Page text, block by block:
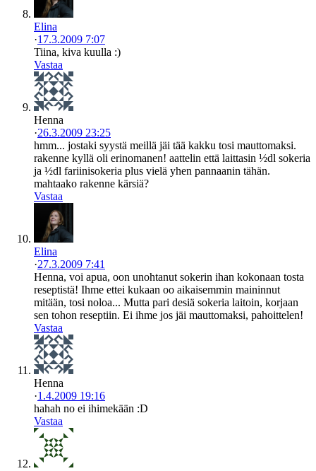
Elina
·17.3.2009 7:07
Tiina, kiva kuulla :)
Vastaa
Henna
·26.3.2009 23:25
hmm... jostaki syystä meillä jäi tää kakku tosi mauttomaksi.
rakenne kyllä oli erinomanen! aattelin että laittasin ½dl sokeria
ja ½dl fariinisokeria plus vielä yhen pannaanin tähän.
mahtaako rakenne kärsiä?
Vastaa
Elina
·27.3.2009 7:41
Henna, voi apua, oon unohtanut sokerin ihan kokonaan tosta
reseptistä! Ihme ettei kukaan oo aikaisemmin maininnut
mitään, tosi noloa... Mutta pari desiä sokeria laitoin, korjaan
sen tohon reseptiin. Ei ihme jos jäi mauttomaksi, pahoittelen!
Vastaa
Henna
·1.4.2009 19:16
hahah no ei ihimekään :D
Vastaa